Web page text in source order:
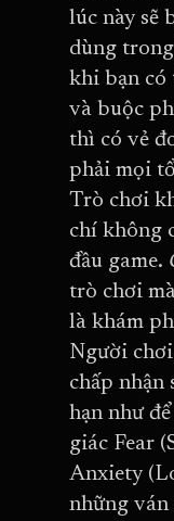
lúc này sẽ
dùng
khi bạn có
và buộc
thì có vẻ
phải mọi
Trò chơi
chí không
đầu game.
trò chơi
là khám
Người
chấp nhận
hạn như
giác Fear
Anxiety
những ván